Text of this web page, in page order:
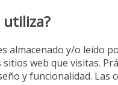
utiliza?
almacenado y/o leído
web que visitas.
y funcionalidad. Las